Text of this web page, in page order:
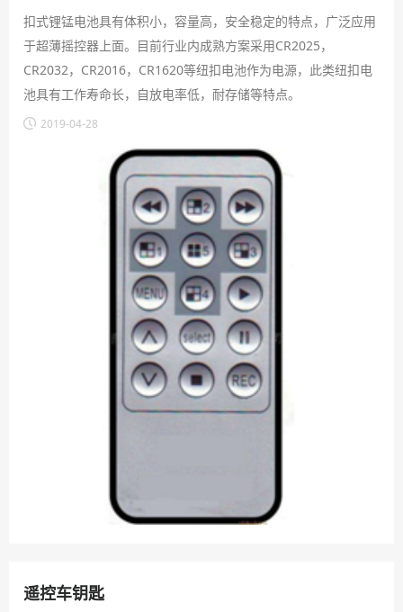
扣式锂锰电池具有体积小，容量高，安全稳定的特点，广泛应用
于超薄摇控器上面。目前行业内成熟方案采用CR2025，
CR2032，CR2016，CR1620等纽扣电池作为电源，此类纽扣电
池具有工作寿命长，自放电率低，耐存储等特点。
2019-04-28
遥控车钥匙